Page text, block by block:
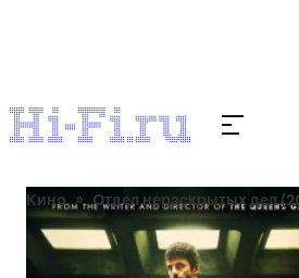
Кино Отдел нераскрытых дел